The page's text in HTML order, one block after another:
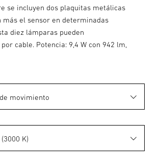
se incluyen dos plaquitas metálicas
el sensor en determinadas
diez lámparas pueden
cable. Potencia: 9,4 W con 942 lm,